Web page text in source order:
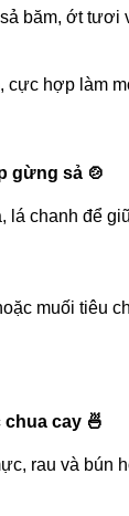
băm, ớt tươi
cực hợp làm
gừng sả 🍲
lá chanh để
muối tiêu
cay 🍜
rau và bún